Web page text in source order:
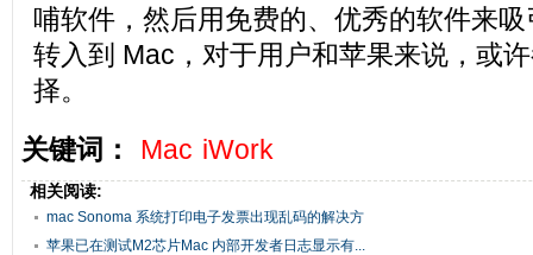
哺软件，然后用免费的、优秀的软件来
转入到 Mac，对于用户和苹果来说，或
择。
关键词：
Mac iWork
相关阅读:
mac Sonoma 系统打印电子发票出现乱码的解决方
案
苹果已在测试M2芯片Mac 内部开发者日志显示有...